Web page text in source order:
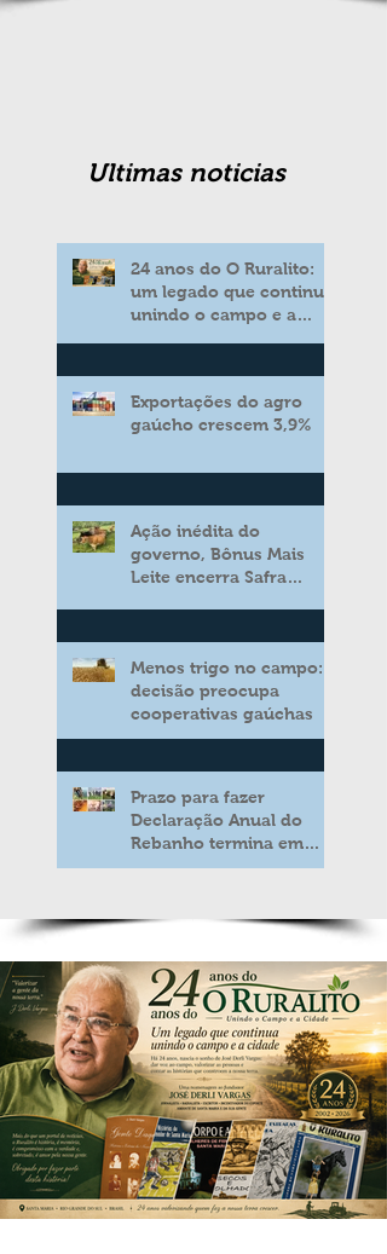
Ultimas noticias
24 anos do O Ruralito:
um legado que continua
unindo o campo e a
Exportações do agro
gaúcho crescem 3,9%
Ação inédita do
governo, Bônus Mais
Leite encerra Safra
aos produtores de leite
Menos trigo no campo:
decisão preocupa
cooperativas gaúchas
Prazo para fazer
Declaração Anual do
Rebanho termina em
duas semanas